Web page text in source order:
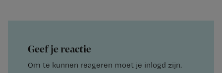
Geef je reactie
Om te kunnen reageren moet je inlogd zijn.